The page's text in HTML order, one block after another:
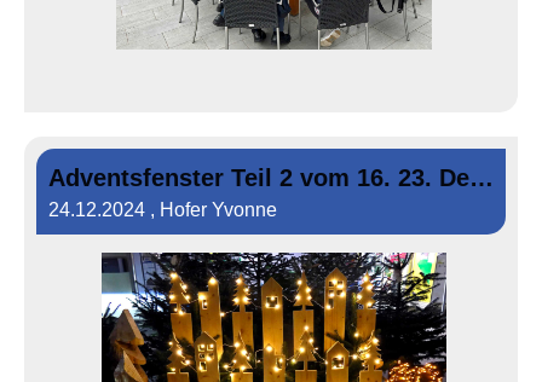
Adventsfenster Teil 2 vom 16. 23. Dezember 2024
24.12.2024 , Hofer Yvonne